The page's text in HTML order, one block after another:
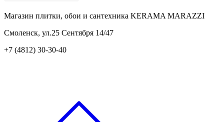
Магазин плитки, обои и сантехника KERAMA MARAZZI
Смоленск, ул.25 Сентября 14/47
+7 (4812) 30-30-40